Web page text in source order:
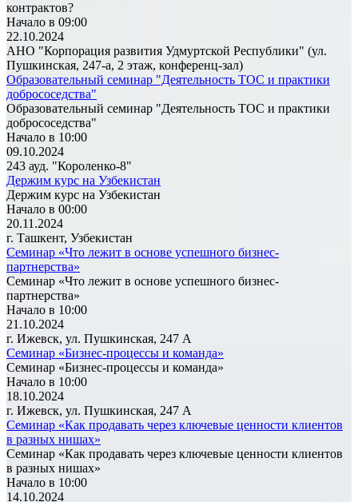
контрактов?
Начало в 09:00
22.10.2024
АНО "Корпорация развития Удмуртской Республики" (ул.
Пушкинская, 247-а, 2 этаж, конференц-зал)
Образовательный семинар "Деятельность ТОС и практики
добрососедства"
Образовательный семинар "Деятельность ТОС и практики
добрососедства"
Начало в 10:00
09.10.2024
243 ауд. "Короленко-8"
Держим курс на Узбекистан
Держим курс на Узбекистан
Начало в 00:00
20.11.2024
г. Ташкент, Узбекистан
Семинар «Что лежит в основе успешного бизнес-
партнерства»
Семинар «Что лежит в основе успешного бизнес-
партнерства»
Начало в 10:00
21.10.2024
г. Ижевск, ул. Пушкинская, 247 А
Семинар «Бизнес-процессы и команда»
Семинар «Бизнес-процессы и команда»
Начало в 10:00
18.10.2024
г. Ижевск, ул. Пушкинская, 247 А
Семинар «Как продавать через ключевые ценности клиентов
в разных нишах»
Семинар «Как продавать через ключевые ценности клиентов
в разных нишах»
Начало в 10:00
14.10.2024